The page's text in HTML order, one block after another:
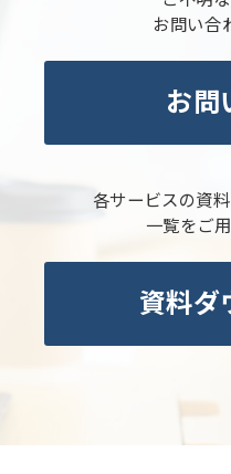
お問い合
お問
各サービスの資
一覧をご
資料ダ